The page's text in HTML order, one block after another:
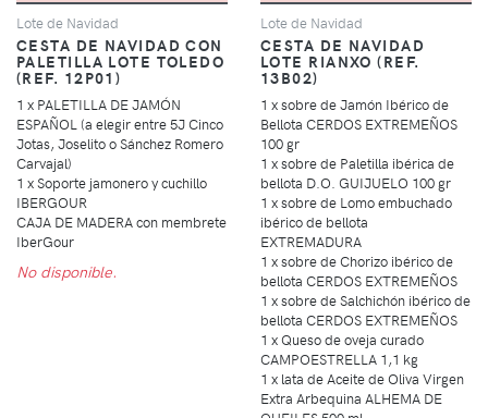
Lote de Navidad
CESTA DE NAVIDAD CON
PALETILLA LOTE TOLEDO
(REF. 12P01)
1 x PALETILLA DE JAMÓN
ESPAÑOL (a elegir entre 5J Cinco
Jotas, Joselito o Sánchez Romero
Carvajal)
1 x Soporte jamonero y cuchillo
IBERGOUR
CAJA DE MADERA con membrete
IberGour
No disponible.
Lote de Navidad
CESTA DE NAVIDAD
LOTE RIANXO (REF.
13B02)
1 x sobre de Jamón Ibérico de
Bellota CERDOS EXTREMEÑOS
100 gr
1 x sobre de Paletilla ibérica de
bellota D.O. GUIJUELO 100 gr
1 x sobre de Lomo embuchado
ibérico de bellota
EXTREMADURA
1 x sobre de Chorizo ibérico de
bellota CERDOS EXTREMEÑOS
1 x sobre de Salchichón ibérico de
bellota CERDOS EXTREMEÑOS
1 x Queso de oveja curado
CAMPOESTRELLA 1,1 kg
1 x lata de Aceite de Oliva Virgen
Extra Arbequina ALHEMA DE